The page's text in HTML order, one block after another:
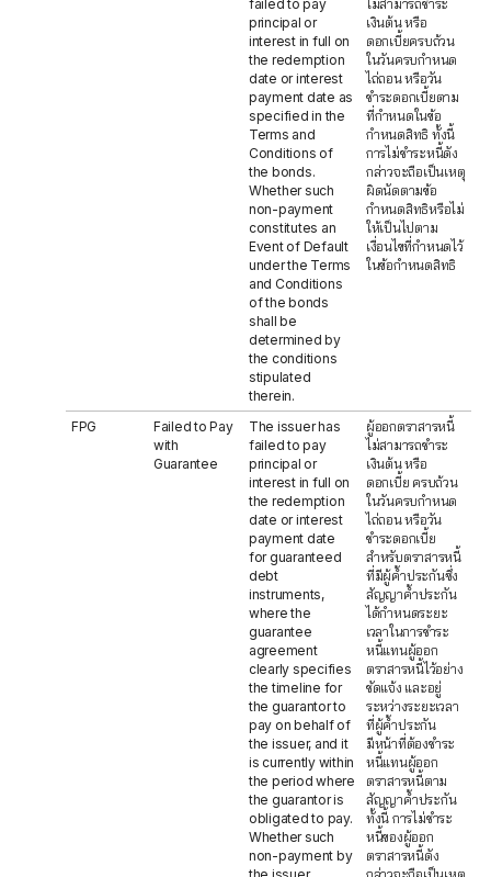
failed to pay
principal or
interest in full on
the redemption
date or interest
payment date as
specified in the
Terms and
Conditions of
the bonds.
Whether such
non-payment
constitutes an
Event of Default
under the Terms
and Conditions
of the bonds
shall be
determined by
the conditions
stipulated
therein.
ไม่สามารถชำระ
เงินต้น หรือ
ดอกเบี้ยครบถ้วน
ในวันครบกำหนด
ไถ่ถอน หรือวัน
ชำระดอกเบี้ยตาม
ที่กำหนดในข้อ
กำหนดสิทธิ ทั้งนี้
การไม่ชำระหนี้ดัง
กล่าวจะถือเป็นเหตุ
ผิดนัดตามข้อ
กำหนดสิทธิหรือไม่
ให้เป็นไปตาม
เงื่อนไขที่กำหนดไว้
ในข้อกำหนดสิทธิ
FPG
Failed to Pay
with
Guarantee
The issuer has
failed to pay
principal or
interest in full on
the redemption
date or interest
payment date
for guaranteed
debt
instruments,
where the
guarantee
agreement
clearly specifies
the timeline for
the guarantor to
pay on behalf of
the issuer, and it
is currently within
the period where
the guarantor is
obligated to pay.
Whether such
non-payment by
ผู้ออกตราสารหนี้
ไม่สามารถชำระ
เงินต้น หรือ
ดอกเบี้ย ครบถ้วน
ในวันครบกำหนด
ไถ่ถอน หรือวัน
ชำระดอกเบี้ย
สำหรับตราสารหนี้
ที่มีผู้ค้ำประกันซึ่ง
สัญญาค้ำประกัน
ได้กำหนดระยะ
เวลาในการชำระ
หนี้แทนผู้ออก
ตราสารหนี้ไว้อย่าง
ชัดแจ้ง และอยู่
ระหว่างระยะเวลา
ที่ผู้ค้ำประกัน
มีหน้าที่ต้องชำระ
หนี้แทนผู้ออก
ตราสารหนี้ตาม
สัญญาค้ำประกัน
ทั้งนี้ การไม่ชำระ
หนี้ของผู้ออก
ตราสารหนี้ดัง